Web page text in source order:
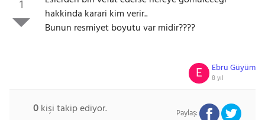
1
hakkinda karari kim verir..
Bunun resmiyet boyutu var midir????
Ebru Güyüm
8 yıl
E
0kişi takip ediyor. Paylaş: